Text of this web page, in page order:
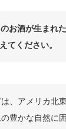
お酒が生まれ
てください。
、アメリカ北
豊かな自然に